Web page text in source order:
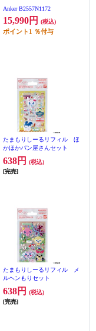
Anker B2557N1172
15,990円 (税込)
ポイント 1 ％付与
たまもりしーるリフィル ほ
かほかパン屋さんセット
638円
(税込)
[完売]
たまもりしーるリフィル メ
ルヘンもりセット
638円
(税込)
[完売]
THERMOS フライパン24cm IH・
ガス火両用 KFM-024-R
か）